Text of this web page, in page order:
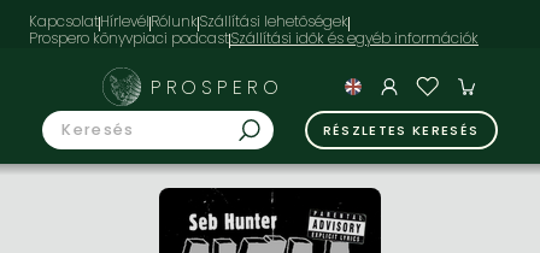
KapcsolatHírlevélRólunkSzállítási lehetőségek
Prospero könyvpiaci podcast
PROSPERO
RÉSZLETES KERESÉS